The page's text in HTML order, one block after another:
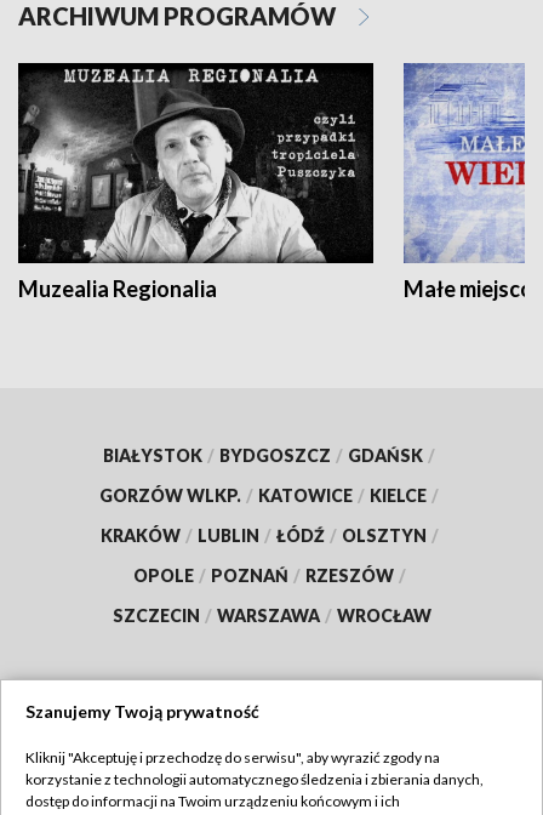
ARCHIWUM PROGRAMÓW
Muzealia Regionalia Małe
BIAŁYSTOK / BYDGOSZCZ / GDAŃSK /
GORZÓW WLKP. / KATOWICE / KIELCE /
KRAKÓW / LUBLIN / ŁÓDŹ / OLSZTYN /
OPOLE / POZNAŃ / RZESZÓW /
SZCZECIN / WARSZAWA / WROCŁAW
TVP
Szanujemy Twoją prywatność
Kliknij "Akceptuję i przechodzę do serwisu", aby wyrazić zgody na
korzystanie z technologii automatycznego śledzenia i zbierania danych,
dostęp do informacji na Twoim urządzeniu końcowym i ich